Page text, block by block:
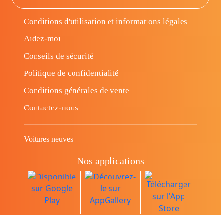
Conditions d'utilisation et informations légales
Aidez-moi
Conseils de sécurité
Politique de confidentialité
Conditions générales de vente
Contactez-nous
Voitures neuves
Nos applications